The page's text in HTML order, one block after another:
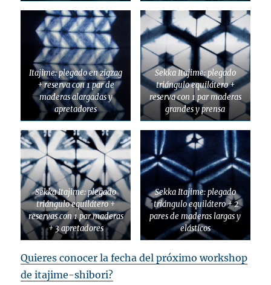
Itajime: plegado en zigzag
+ reserva con 1 par de
maderas alargadas y
apretadores
Sekka Itajime: plegado
triángulo equilátero +
reserva con 1 par maderas
grandes y prensa
Sekka Itajime: plegado
triángulo equilátero +
reservas con 1 par maderas
+ 3 apretadores
Sekka Itajime: plegado
triángulo equilátero + 2
pares de maderas largas y
elásticos
Quieres conocer la fecha del próximo workshop
de itajime-shibori?